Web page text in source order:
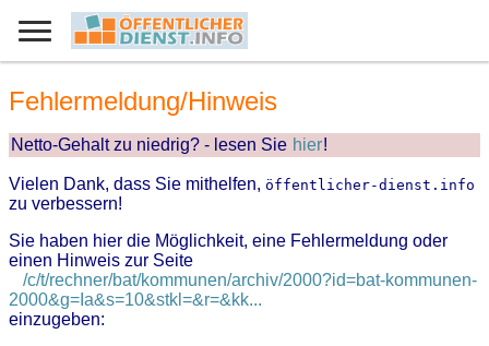
Fehlermeldung/Hinweis
Netto-Gehalt zu niedrig? - lesen Sie hier!
Vielen Dank, dass Sie mithelfen, öffentlicher-dienst.info
zu verbessern!
Sie haben hier die Möglichkeit, eine Fehlermeldung oder
einen Hinweis zur Seite
/c/t/rechner/bat/kommunen/archiv/2000?id=bat-kommunen-
2000&g=Ia&s=10&stkl=&r=&kk...
einzugeben: